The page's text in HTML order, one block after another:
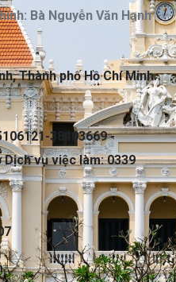
Bà Nguyễn Văn Hạnh
Thành phố Hồ Chí Minh.
38403669 -
vụ việc làm: 0339